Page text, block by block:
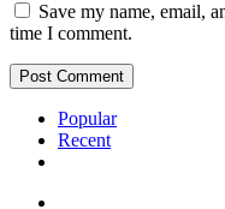
Save my name, email,
time I comment.
Popular
Recent